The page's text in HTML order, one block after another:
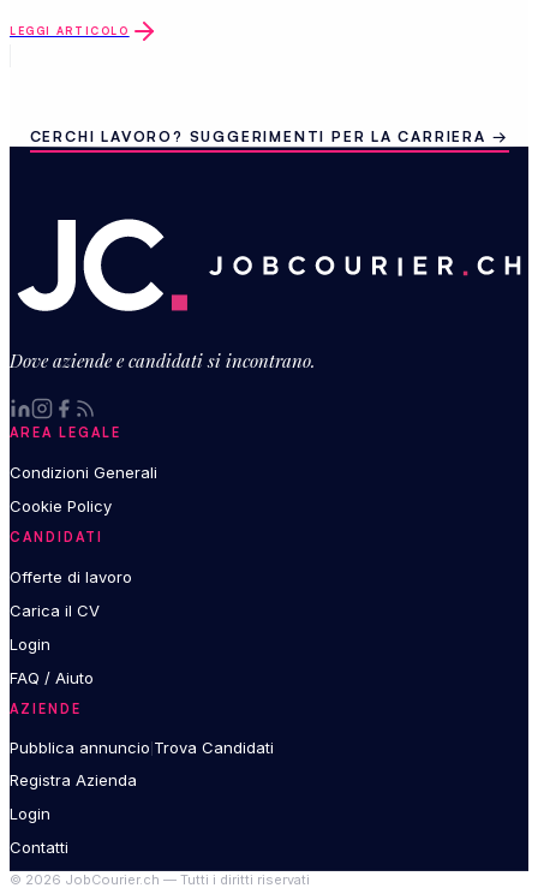
LEGGI ARTICOLO
CERCHI LAVORO? SUGGERIMENTI PER LA CARRIERA →
Dove aziende e candidati si incontrano.
AREA LEGALE
Condizioni Generali
Cookie Policy
CANDIDATI
Offerte di lavoro
Carica il CV
Login
FAQ / Aiuto
AZIENDE
Pubblica annuncio|Trova Candidati
Registra Azienda
Login
Contatti
© 2026 JobCourier.ch — Tutti i diritti riservati